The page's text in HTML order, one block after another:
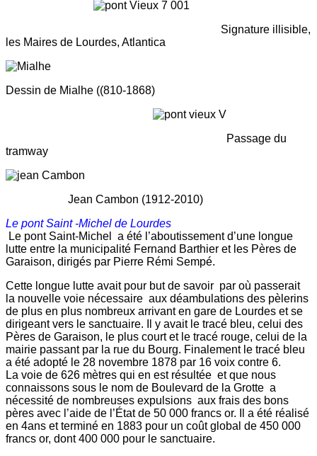
Signature illisible,
les Maires de Lourdes, Atlantica
Dessin de Mialhe ((810-1868)
Passage du
tramway
Jean Cambon (1912-2010)
Le pont Saint -Michel de Lourdes
Le pont Saint-Michel a été l’aboutissement d’une longue
lutte entre la municipalité Fernand Barthier et les Pères de
Garaison, dirigés par Pierre Rémi Sempé.
Cette longue lutte avait pour but de savoir par où passerait
la nouvelle voie nécessaire aux déambulations des pèlerins
de plus en plus nombreux arrivant en gare de Lourdes et se
dirigeant vers le sanctuaire. Il y avait le tracé bleu, celui des
Pères de Garaison, le plus court et le tracé rouge, celui de la
mairie passant par la rue du Bourg. Finalement le tracé bleu
a été adopté le 28 novembre 1878 par 16 voix contre 6.
La voie de 626 mètres qui en est résultée et que nous
connaissons sous le nom de Boulevard de la Grotte a
nécessité de nombreuses expulsions aux frais des bons
pères avec l’aide de l’État de 50 000 francs or. Il a été réalisé
en 4ans et terminé en 1883 pour un coût global de 450 000
francs or, dont 400 000 pour le sanctuaire.